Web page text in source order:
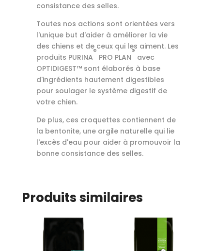
consistance des selles.
Toutes nos actions sont orientées vers
l'unique but d'aider à améliorer la vie
des chiens et de ceux qui les aiment. Les
produits PURINA
®
PRO PLAN
®
avec
OPTIDIGEST™ sont élaborés à base
d'ingrédients hautement digestibles
pour soulager le système digestif de
votre chien.
De plus, ces croquettes contiennent de
la bentonite, une argile naturelle qui lie
l'excès d'eau pour aider à promouvoir la
bonne consistance des selles.
Produits similaires